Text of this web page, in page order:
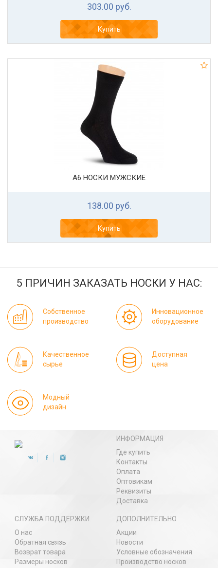
303.00 руб.
Купить
А6 НОСКИ МУЖСКИЕ
138.00 руб.
Купить
5 ПРИЧИН ЗАКАЗАТЬ НОСКИ У НАС:
Собственное
производство
Инновационное
оборудование
Качественное
сырье
Доступная
цена
Модный
дизайн
ИНФОРМАЦИЯ
Где купить
Контакты
Оплата
Оптовикам
Реквизиты
Доставка
СЛУЖБА ПОДДЕРЖКИ
О нас
Обратная связь
Возврат товара
Размеры носков
ДОПОЛНИТЕЛЬНО
Акции
Новости
Условные обозначения
Производство носков